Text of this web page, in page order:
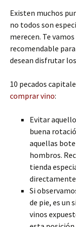
Existen muchos
no todos son
merecen. Te
recomendable
desean disfrutar
10 pecados
comprar vino:
Evitar
buena
aquellas
hombros.
tienda
directamente
Si
de pie, es un
vinos